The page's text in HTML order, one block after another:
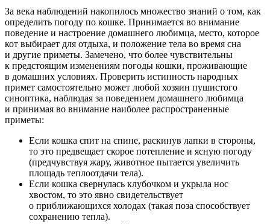
За века наблюдений накопилось множество знаний о том, как
определить погоду по кошке. Принимается во внимание
поведение и настроение домашнего любимца, место, которое
кот выбирает для отдыха, и положение тела во время сна
и другие приметы. Замечено, что более чувствительны
к предстоящим изменениям погоды кошки, проживающие
в домашних условиях. Проверить истинность народных
примет самостоятельно может любой хозяин пушистого
синоптика, наблюдая за поведением домашнего любимца
и принимая во внимание наиболее распространенные
приметы:
Если кошка спит на спине, раскинув лапки в стороны,
то это предвещает скорое потепление и ясную погоду
(предчувствуя жару, животное пытается увеличить
площадь теплоотдачи тела).
Если кошка свернулась клубочком и укрыла нос
хвостом, то это явно свидетельствует
о приближающихся холодах (такая поза способствует
сохранению тепла).